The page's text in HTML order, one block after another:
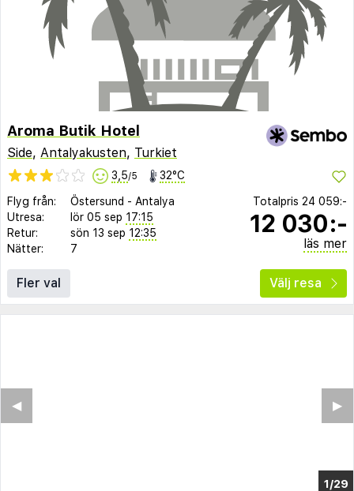
Aroma Butik Hotel
Side, Antalyakusten, Turkiet
3,5/5 32°C
Flyg från: Östersund - Antalya
Utresa:
lör 05 sep 17:15
Retur:
sön 13 sep 12:35
Nätter:
7
Totalpris 24 059:-
12 030:-
läs mer
Fler val Välj resa
1/23
▶︎
◀︎